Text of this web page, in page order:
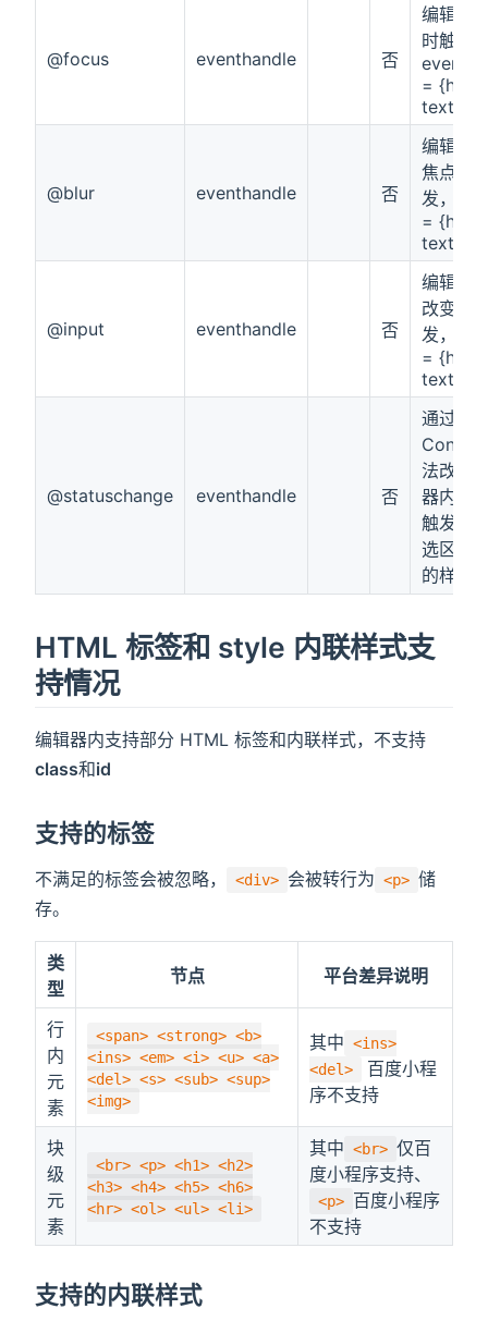
@focus eventhandle 否
编辑器
时触发
= {html,
text,
@blur eventhandle 否
编辑器
焦点时
发，
= {html,
text,
@input eventhandle 否
编辑器
改变时
发，
= {html,
text,
@statuschange eventhandle 否
通过
法改变
器内样
触发，
选区已
的样式
HTML 标签和 style 内联样式支
持情况
编辑器内支持部分 HTML 标签和内联样式，不支持
class和id
支持的标签
不满足的标签会被忽略， <div> 会被转行为 <p> 储
存。
类
型
节点 平台差异说明
行
内
元
素
<span> <strong> <b>
<ins> <em> <i> <u> <a>
<del> <s> <sub> <sup>
<img>
其中 <ins>
<del>
百度小程
序不支持
块
级
元
素
<br> <p> <h1> <h2>
<h3> <h4> <h5> <h6>
<hr> <ol> <ul> <li>
其中 <br> 仅百
度小程序支持、
<p> 百度小程序
不支持
支持的内联样式